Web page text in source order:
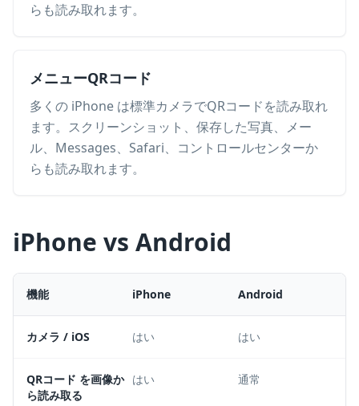
らも読み取れます。
メニューQRコード
多くの iPhone は標準カメラでQRコードを読み取れ
ます。スクリーンショット、保存した写真、メー
ル、Messages、Safari、コントロールセンターか
らも読み取れます。
iPhone vs Android
機能 iPhone Android
カメラ / iOS はい はい
QRコード を画像か
ら読み取る
はい 通常